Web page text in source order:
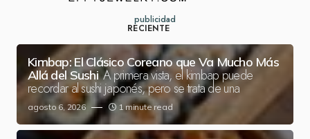
publicidad
RECIENTE
Kimbap: El Clásico Coreano que Va Mucho Más
Allá del Sushi A primera vista, el kimbap puede
recordar al sushi japonés, pero se trata de una
agosto 6, 2026 1 minute read